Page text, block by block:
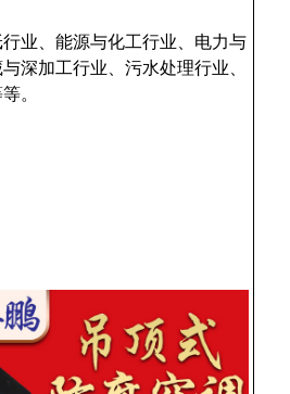
业、能源与化工行业、电力与
深加工行业、污水处理行业、
。